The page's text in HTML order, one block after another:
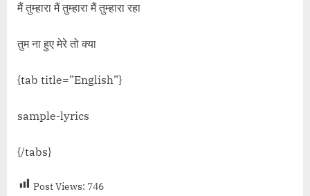
मैं तुम्हारा मैं तुम्हारा मैं तुम्हारा रहा
तुम ना हुए मेरे तो क्या
{tab title=”English”}
sample-lyrics
{/tabs}
Post Views: 746